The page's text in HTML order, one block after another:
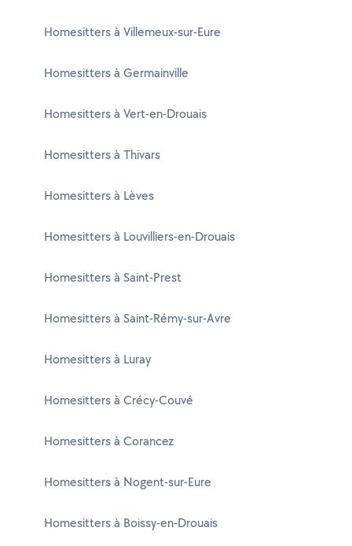
Homesitters à Villemeux-sur-Eure
Homesitters à Germainville
Homesitters à Vert-en-Drouais
Homesitters à Thivars
Homesitters à Lèves
Homesitters à Louvilliers-en-Drouais
Homesitters à Saint-Prest
Homesitters à Saint-Rémy-sur-Avre
Homesitters à Luray
Homesitters à Crécy-Couvé
Homesitters à Corancez
Homesitters à Nogent-sur-Eure
Homesitters à Boissy-en-Drouais